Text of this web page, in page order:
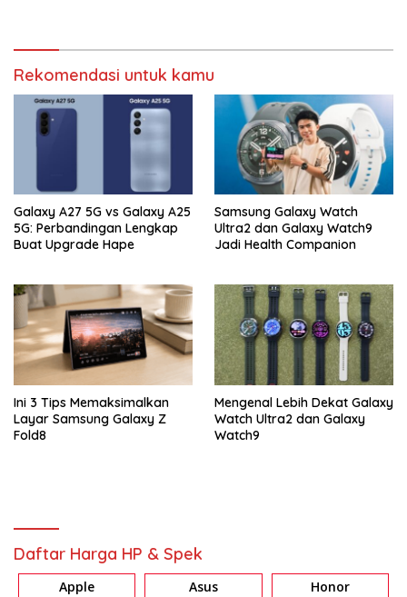
Rekomendasi untuk kamu
Galaxy A27 5G vs Galaxy A25
5G: Perbandingan Lengkap
Buat Upgrade Hape
Samsung Galaxy Watch
Ultra2 dan Galaxy Watch9
Jadi Health Companion
Ini 3 Tips Memaksimalkan
Layar Samsung Galaxy Z
Fold8
Mengenal Lebih Dekat Galaxy
Watch Ultra2 dan Galaxy
Watch9
Daftar Harga HP & Spek
Apple Asus Honor